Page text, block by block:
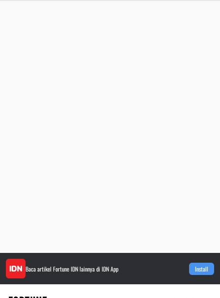
Baca artikel Fortune IDNlainnya di IDN App Install